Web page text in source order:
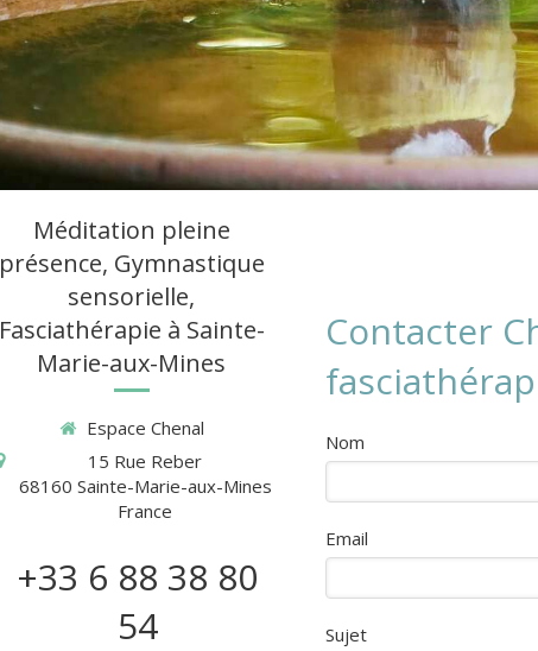
Contacter
Nom
Email
Sujet
Méditation pleine
présence, Gymnastique
sensorielle,
Fasciathérapie à Sainte-
Marie-aux-Mines
Espace Chenal
15 Rue Reber
68160 Sainte-Marie-aux-Mines
France
+33 6 88 38 80
54